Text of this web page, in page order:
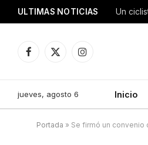
ULTIMAS NOTICIAS
Facebook
X
Instagram
jueves, agosto 6 Inicio
Portada » Se firmó un convenio